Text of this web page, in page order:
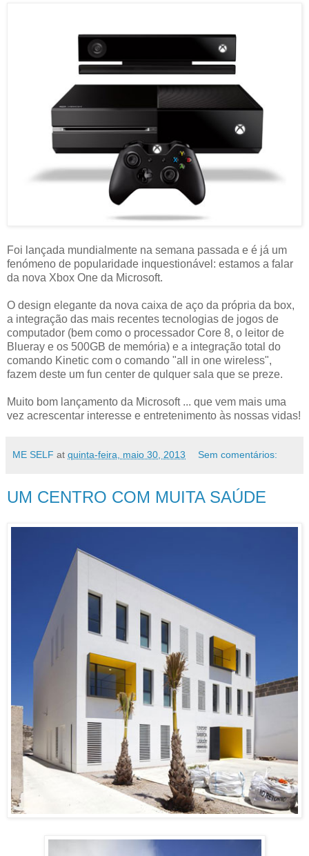
Foi lançada mundialmente na semana passada e é já um
fenómeno de popularidade inquestionável: estamos a falar
da nova Xbox One da Microsoft.
O design elegante da nova caixa de aço da própria da box,
a integração das mais recentes tecnologias de jogos de
computador (bem como o processador Core 8, o leitor de
Blueray e os 500GB de memória) e a integração total do
comando Kinetic com o comando "all in one wireless",
fazem deste um fun center de qulquer sala que se preze.
Muito bom lançamento da Microsoft ... que vem mais uma
vez acrescentar interesse e entretenimento às nossas vidas!
ME SELF at quinta-feira, maio 30, 2013 Sem comentários:
UM CENTRO COM MUITA SAÚDE